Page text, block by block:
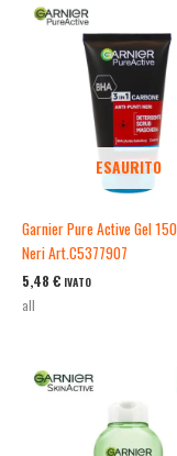
ESAURITO
Garnier Pure Active Gel
Neri Art.C5377907
5,48 € IVATO
all